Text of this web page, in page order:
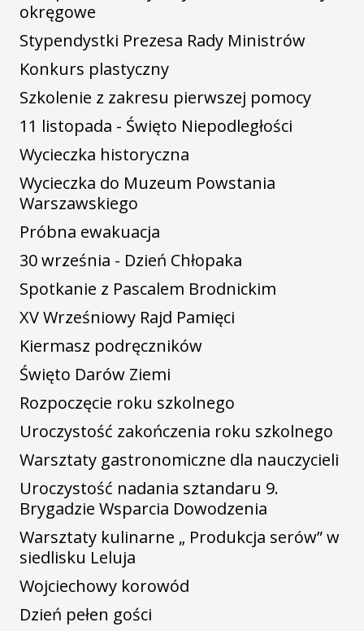
okręgowe
Stypendystki Prezesa Rady Ministrów
Konkurs plastyczny
Szkolenie z zakresu pierwszej pomocy
11 listopada - Święto Niepodległości
Wycieczka historyczna
Wycieczka do Muzeum Powstania
Warszawskiego
Próbna ewakuacja
30 września - Dzień Chłopaka
Spotkanie z Pascalem Brodnickim
XV Wrześniowy Rajd Pamięci
Kiermasz podręczników
Święto Darów Ziemi
Rozpoczęcie roku szkolnego
Uroczystość zakończenia roku szkolnego
Warsztaty gastronomiczne dla nauczycieli
Uroczystość nadania sztandaru 9.
Brygadzie Wsparcia Dowodzenia
Warsztaty kulinarne „ Produkcja serów” w
siedlisku Leluja
Wojciechowy korowód
Dzień pełen gości